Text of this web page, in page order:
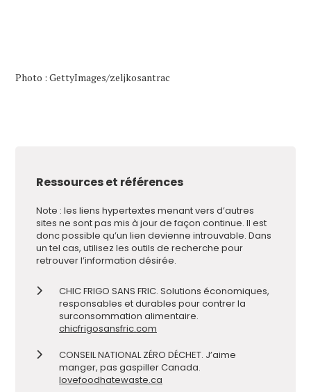
Photo : GettyImages/zeljkosantrac
Ressources et références
Note : les liens hypertextes menant vers d’autres
sites ne sont pas mis à jour de façon continue. Il est
donc possible qu’un lien devienne introuvable. Dans
un tel cas, utilisez les outils de recherche pour
retrouver l’information désirée.
CHIC FRIGO SANS FRIC. Solutions économiques,
responsables et durables pour contrer la
surconsommation alimentaire.
chicfrigosansfric.com
CONSEIL NATIONAL ZÉRO DÉCHET. J’aime
manger, pas gaspiller Canada.
lovefoodhatewaste.ca